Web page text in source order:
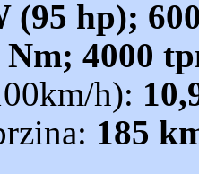
(95 hp);
Nm; 4000
h):
185